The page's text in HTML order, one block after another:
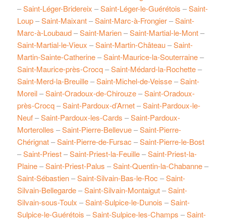
–Saint-Léger-Bridereix –Saint-Léger-le-Guérétois –Saint-
Loup–Saint-Maixant–Saint-Marc-à-Frongier–Saint-
Marc-à-Loubaud–Saint-Marien–Saint-Martial-le-Mont–
Saint-Martial-le-Vieux –Saint-Martin-Château–Saint-
Martin-Sainte-Catherine–Saint-Maurice-la-Souterraine–
Saint-Maurice-près-Crocq–Saint-Médard-la-Rochette–
Saint-Merd-la-Breuille–Saint-Michel-de-Veisse–Saint-
Moreil–Saint-Oradoux-de-Chirouze–Saint-Oradoux-
près-Crocq–Saint-Pardoux-d’Arnet–Saint-Pardoux-le-
Neuf–Saint-Pardoux-les-Cards –Saint-Pardoux-
Morterolles –Saint-Pierre-Bellevue–Saint-Pierre-
Chérignat–Saint-Pierre-de-Fursac –Saint-Pierre-le-Bost
–Saint-Priest–Saint-Priest-la-Feuille–Saint-Priest-la-
Plaine–Saint-Priest-Palus –Saint-Quentin-la-Chabanne–
Saint-Sébastien–Saint-Silvain-Bas-le-Roc –Saint-
Silvain-Bellegarde–Saint-Silvain-Montaigut–Saint-
Silvain-sous-Toulx –Saint-Sulpice-le-Dunois –Saint-
Sulpice-le-Guérétois –Saint-Sulpice-les-Champs –Saint-